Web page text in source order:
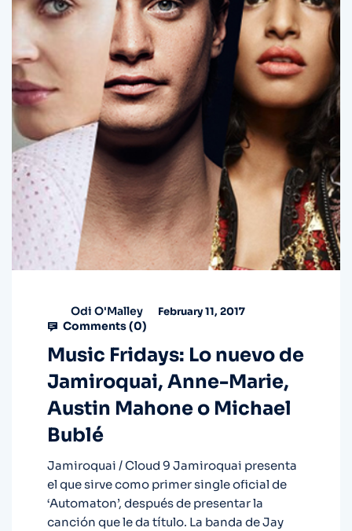
Odi O'Malley February 11, 2017
Comments (0)
Music Fridays: Lo nuevo de
Jamiroquai, Anne-Marie,
Austin Mahone o Michael
Bublé
Jamiroquai / Cloud 9 Jamiroquai presenta
el que sirve como primer single oficial de
‘Automaton’, después de presentar la
canción que le da título. La banda de Jay